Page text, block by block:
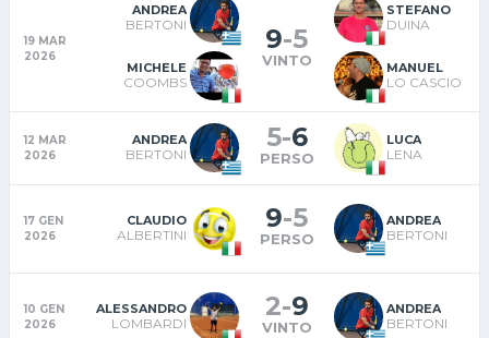
19 MAR
2026
ANDREA
BERTONI
MICHELE
COOMBS
9-5
VINTO
STEFANO
DUINA
MANUEL
LO CASCIO
12 MAR
2026
ANDREA
BERTONI
5-6
PERSO
LUCA
LENA
17 GEN
2026
CLAUDIO
ALBERTINI
9-5
PERSO
ANDREA
BERTONI
10 GEN
2026
ALESSANDRO
LOMBARDI
2-9
VINTO
ANDREA
BERTONI